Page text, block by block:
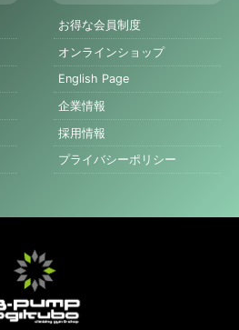
お得な会員制度
オンラインショップ
English Page
企業情報
採用情報
プライバシーポリシー